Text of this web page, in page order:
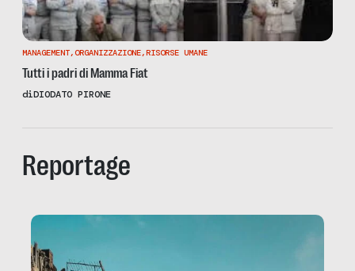
MANAGEMENT,ORGANIZZAZIONE,RISORSE UMANE
Tutti i padri di Mamma Fiat
diDIODATO PIRONE
Reportage